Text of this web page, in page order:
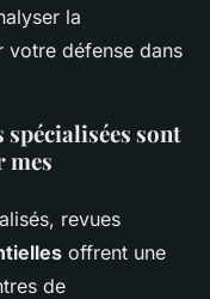
la
votre défense dans
sont
mes
revues
offrent une
de